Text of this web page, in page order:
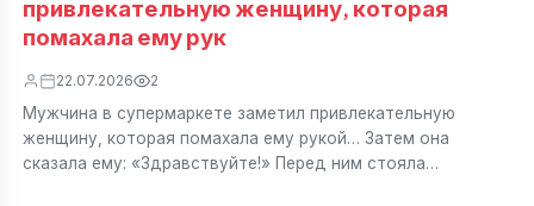
привлекательную женщину, которая
помахала ему рук
22.07.2026 2
Мужчина в супермаркете заметил привлекательную
женщину, которая помахала ему рукой… Затем она
сказала ему: «Здравствуйте!» Перед ним стояла…